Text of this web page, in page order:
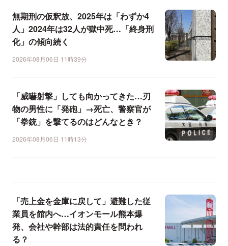
無期刑の仮釈放、2025年は「わずか4
人」2024年は32人が獄中死…「終身刑
化」の傾向続く
2026年08月06日 11時39分
「威嚇射撃」しても向かってきた…刃
物の男性に「発砲」→死亡、警察官が
「拳銃」を撃てるのはどんなとき？
2026年08月06日 11時13分
「売上金を金庫に戻して」避難した従
業員を館内へ…イオンモール熊本爆
発、会社や幹部は法的責任を問われ
る？